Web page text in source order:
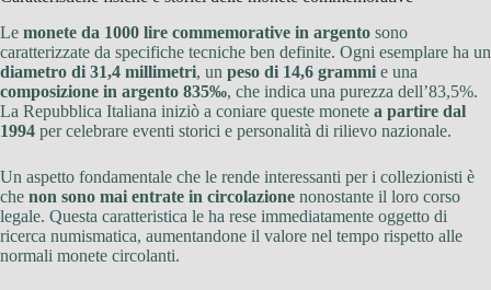
Le monete da 1000 lire commemorative in argento sono
caratterizzate da specifiche tecniche ben definite. Ogni esemplare ha un
diametro di 31,4 millimetri, un peso di 14,6 grammi e una
composizione in argento 835‰, che indica una purezza dell’83,5%.
La Repubblica Italiana iniziò a coniare queste monete a partire dal
1994 per celebrare eventi storici e personalità di rilievo nazionale.
Un aspetto fondamentale che le rende interessanti per i collezionisti è
che non sono mai entrate in circolazione nonostante il loro corso
legale. Questa caratteristica le ha rese immediatamente oggetto di
ricerca numismatica, aumentandone il valore nel tempo rispetto alle
normali monete circolanti.